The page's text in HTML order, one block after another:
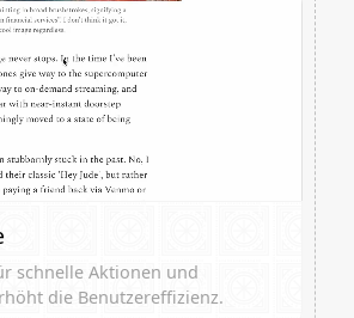
schnelle Aktionen und
die Benutzereffizienz.